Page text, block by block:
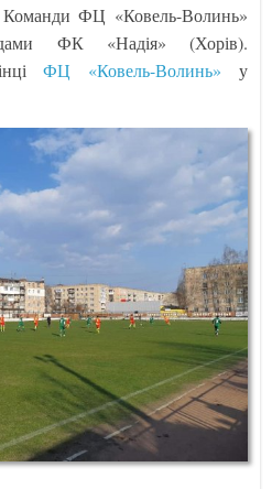
Команди ФЦ «Ковель-Волинь»
ФК «Надія» (Хорів).
ФЦ «Ковель-Волинь» у